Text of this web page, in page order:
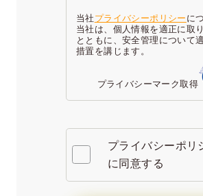
当社 プライバシーポリシー に
当社は、個人情報を適正に取
とともに、安全管理について
措置を講じます。
プライバシーマーク取得
プライバシーポリ
に同意する